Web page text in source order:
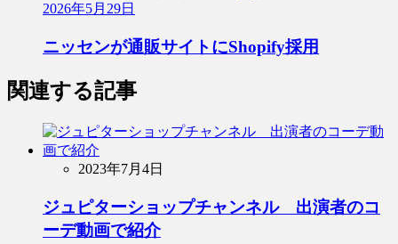
2026年5月29日
ニッセンが通販サイトにShopify採用
関連する記事
2023年7月4日
ジュピターショップチャンネル 出演者のコ
ーデ動画で紹介